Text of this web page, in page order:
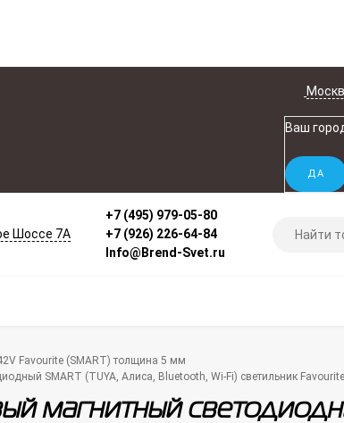
Ваш
Шоссе 7А
+7 (495) 979-05-80
+7 (926) 226-64-84
Info@Brend-Svet.ru
Favourite (SMART) толщина 5 мм
SMART (TUYA, Алиса, Bluetooth, Wi-Fi) светильник
магнитный